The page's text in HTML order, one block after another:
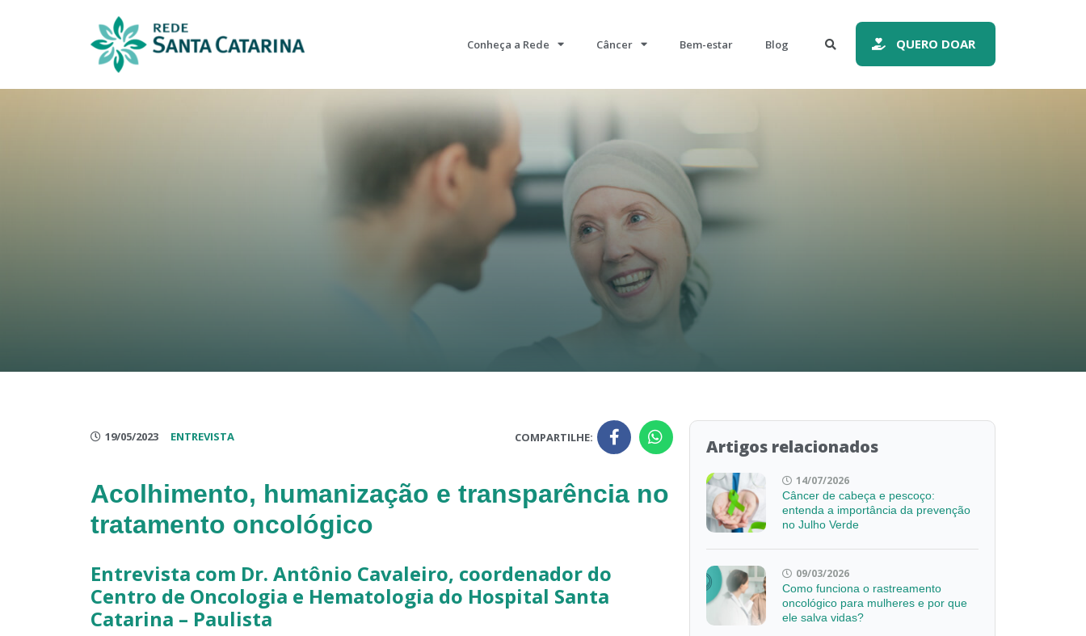
Conheça a Rede Câncer Bem-estar Blog QUERO DOAR
19/05/2023 ENTREVISTA COMPARTILHE:
Acolhimento, humanização e transparência no
tratamento oncológico
Entrevista com Dr. Antônio Cavaleiro, coordenador do
Centro de Oncologia e Hematologia do Hospital Santa
Catarina – Paulista
Artigos relacionados
14/07/2026
Câncer de cabeça e pescoço:
entenda a importância da prevenção
no Julho Verde
09/03/2026
Como funciona o rastreamento
oncológico para mulheres e por que
ele salva vidas?